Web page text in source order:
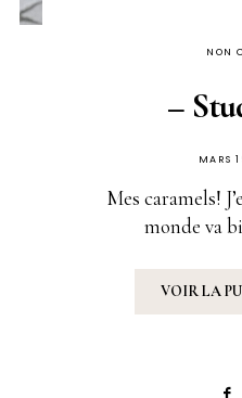
NON
–
PUBLIÉ
SUR
MARS
Mes caramels!
monde va
VOIR LA